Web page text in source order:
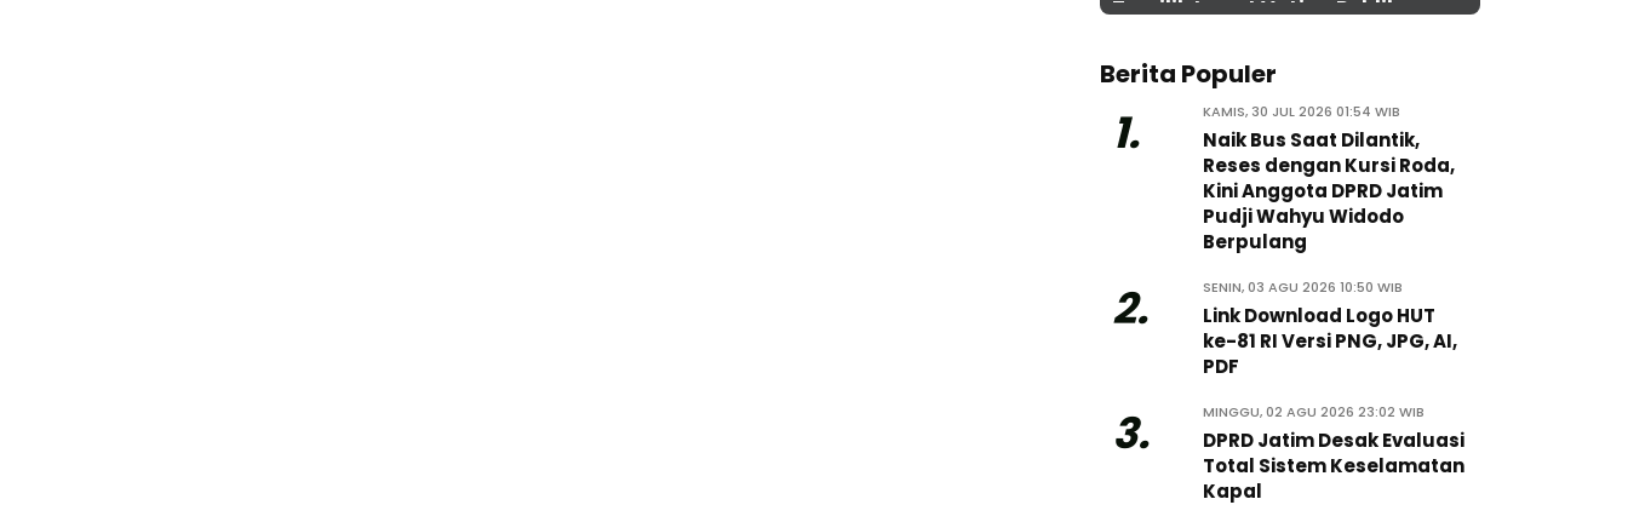
Terpilih Lewat Voting Publik
Berita Populer
1. KAMIS, 30 JUL 2026 01:54 WIB
Naik Bus Saat Dilantik,
Reses dengan Kursi Roda,
Kini Anggota DPRD Jatim
Pudji Wahyu Widodo
Berpulang
2. SENIN, 03 AGU 2026 10:50 WIB
Link Download Logo HUT
ke-81 RI Versi PNG, JPG, AI,
PDF
3. MINGGU, 02 AGU 2026 23:02 WIB
DPRD Jatim Desak Evaluasi
Total Sistem Keselamatan
Kapal